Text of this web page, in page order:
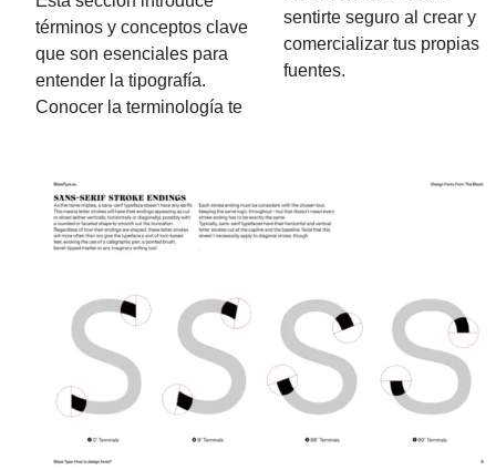
términos y conceptos clave
que son esenciales para
entender la tipografía.
Conocer la terminología te
sentirte seguro al crear y
comercializar tus propias
fuentes.